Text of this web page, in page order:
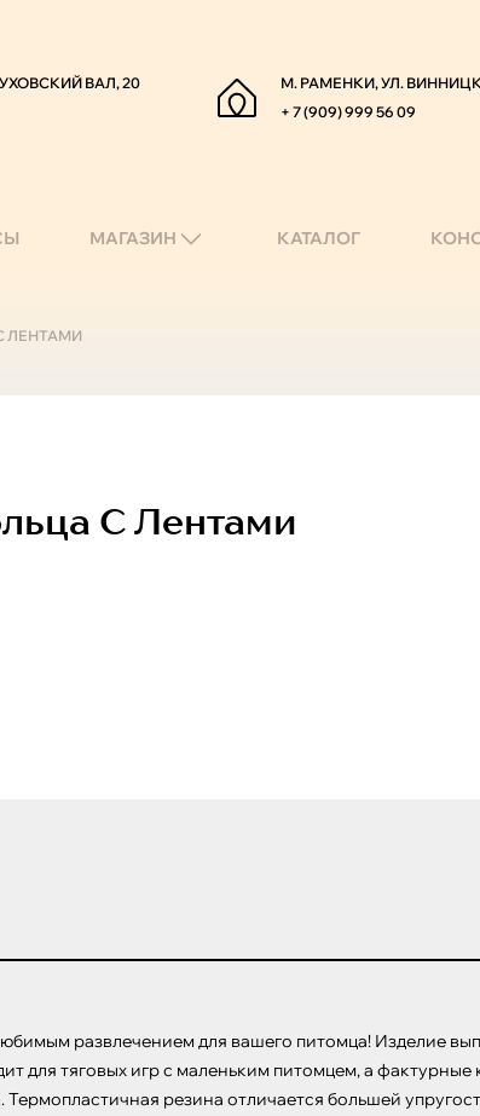
ВАЛ, 20
М. РАМЕНКИ, УЛ.
+ 7 (909) 999 56 09
МАГАЗИН КАТАЛОГ
ЛЕНТАМИ
С Лентами
развлечением для вашего питомца! Изделие
для тяговых игр с маленьким питомцем, а
резина отличается большей